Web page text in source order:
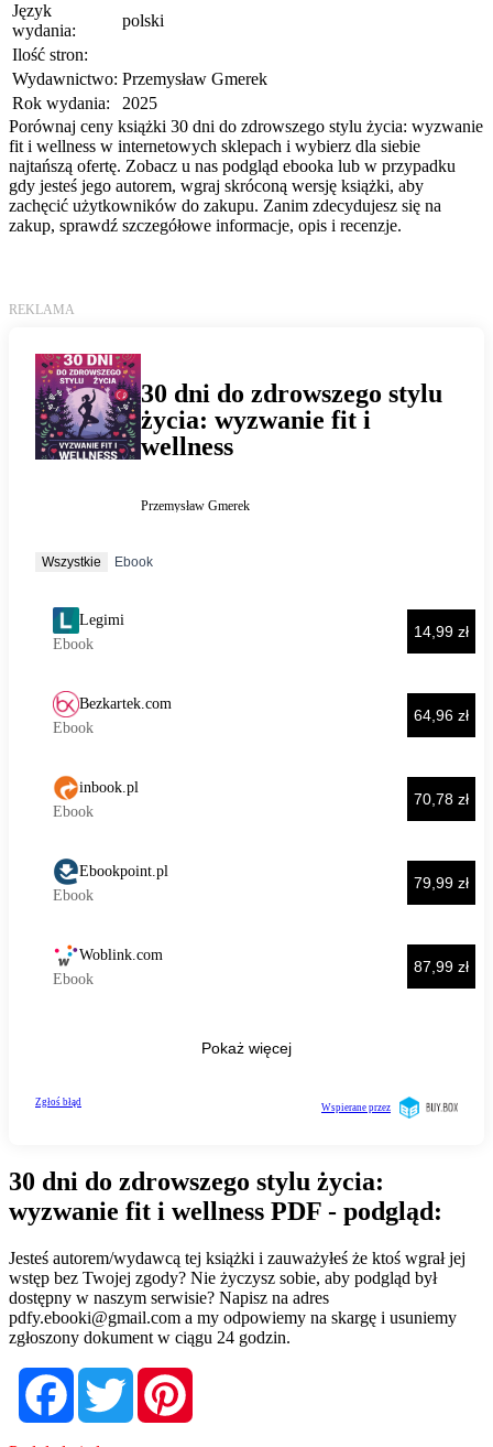
Język
wydania:
polski
Ilość stron:
Wydawnictwo: Przemysław Gmerek
Rok wydania:
2025
Porównaj ceny książki 30 dni do zdrowszego stylu życia: wyzwanie
fit i wellness w internetowych sklepach i wybierz dla siebie
najtańszą ofertę. Zobacz u nas podgląd ebooka lub w przypadku
gdy jesteś jego autorem, wgraj skróconą wersję książki, aby
zachęcić użytkowników do zakupu. Zanim zdecydujesz się na
zakup, sprawdź szczegółowe informacje, opis i recenzje.
30 dni do zdrowszego stylu życia:
wyzwanie fit i wellness PDF - podgląd:
Jesteś autorem/wydawcą tej książki i zauważyłeś że ktoś wgrał jej
wstęp bez Twojej zgody? Nie życzysz sobie, aby podgląd był
dostępny w naszym serwisie? Napisz na adres
pdfy.ebooki@gmail.com a my odpowiemy na skargę i usuniemy
zgłoszony dokument w ciągu 24 godzin.
FacebookTwitter